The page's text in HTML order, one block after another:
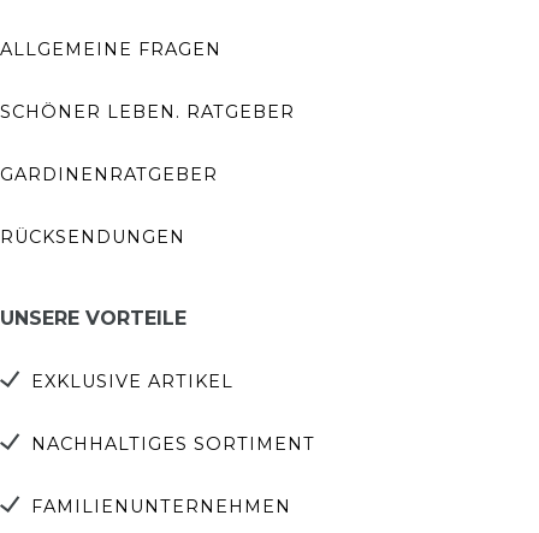
ALLGEMEINE FRAGEN
SCHÖNER LEBEN. RATGEBER
GARDINENRATGEBER
RÜCKSENDUNGEN
UNSERE VORTEILE
EXKLUSIVE ARTIKEL
NACHHALTIGES SORTIMENT
FAMILIENUNTERNEHMEN